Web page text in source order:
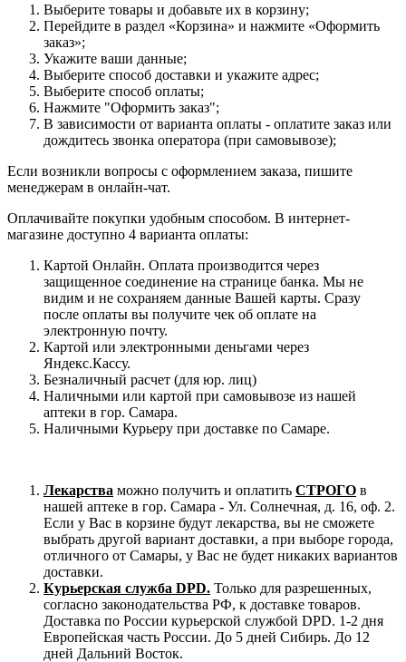
Выберите товары и добавьте их в корзину;
Перейдите в раздел «Корзина» и нажмите «Оформить
заказ»;
Укажите ваши данные;
Выберите способ доставки и укажите адрес;
Выберите способ оплаты;
Нажмите "Оформить заказ";
В зависимости от варианта оплаты - оплатите заказ или
дождитесь звонка оператора (при самовывозе);
Если возникли вопросы с оформлением заказа, пишите
менеджерам в онлайн-чат.
Оплачивайте покупки удобным способом. В интернет-
магазине доступно 4 варианта оплаты:
Картой Онлайн. Оплата производится через
защищенное соединение на странице банка. Мы не
видим и не сохраняем данные Вашей карты. Сразу
после оплаты вы получите чек об оплате на
электронную почту.
Картой или электронными деньгами через
Яндекс.Кассу.
Безналичный расчет (для юр. лиц)
Наличными или картой при самовывозе из нашей
аптеки в гор. Самара.
Наличными Курьеру при доставке по Самаре.
Лекарства можно получить и оплатить СТРОГО в
нашей аптеке в гор. Самара - Ул. Солнечная, д. 16, оф. 2.
Если у Вас в корзине будут лекарства, вы не сможете
выбрать другой вариант доставки, а при выборе города,
отличного от Самары, у Вас не будет никаких вариантов
доставки.
Курьерская служба DPD. Только для разрешенных,
согласно законодательства РФ, к доставке товаров.
Доставка по России курьерской службой DPD. 1-2 дня
Европейская часть России. До 5 дней Сибирь. До 12
дней Дальний Восток.